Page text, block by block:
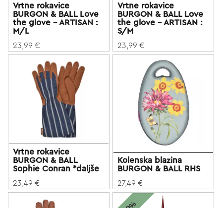
Vrtne rokavice
BURGON & BALL Love
the glove - ARTISAN :
M/L
23,99 €
Vrtne rokavice
BURGON & BALL Love
the glove - ARTISAN :
S/M
23,99 €
Vrtne rokavice
BURGON & BALL
Sophie Conran *daljše
23,49 €
Kolenska blazina
BURGON & BALL RHS
27,49 €